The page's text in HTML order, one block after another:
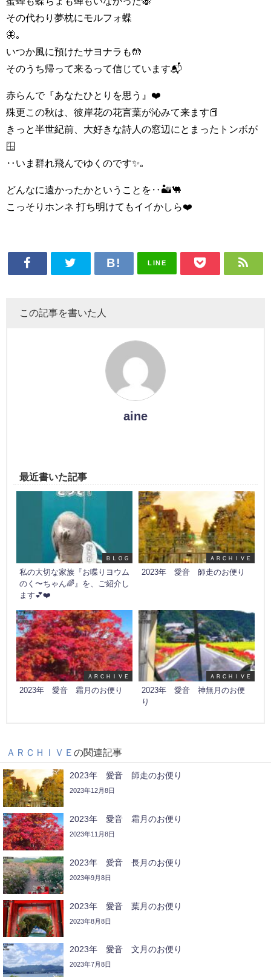
その代わり夢枕にモルフォ蝶
🦋｡
いつか風に預けたサヨナラも🤲
そのうち帰って来るって信じています📬
赤らんで『あなたひとりを思う』❤️
殊更この秋は、彼岸花の花言葉が沁みて来ます📕
きっと半世紀前、大好きな詩人の窓辺にとまったトンボが
🪟
‥いま群れ飛んでゆくのです✨｡
どんなに遠かったかということを‥🏜🐫
こっそりホンネ 打ち明けてもイイかしら❤️
LINE
この記事を書いた人
aine
最近書いた記事
ＢＬＯＧ
私の大切な家族『お喋りヨウム
のく〜ちゃん🌈』を、ご紹介し
ます💕❤️
ＡＲＣＨＩＶＥ
2023年 愛音 師走のお便り
ＡＲＣＨＩＶＥ
2023年 愛音 霜月のお便り
ＡＲＣＨＩＶＥ
2023年 愛音 神無月のお便
り
ＡＲＣＨＩＶＥ の関連記事
2023年 愛音 師走のお便り
2023年12月8日
2023年 愛音 霜月のお便り
2023年11月8日
2023年 愛音 長月のお便り
2023年9月8日
2023年 愛音 葉月のお便り
2023年8月8日
2023年 愛音 文月のお便り
2023年7月8日